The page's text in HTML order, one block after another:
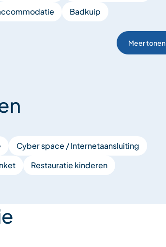
Badkuip
Meer tonen
Cyber space / Internetaansluiting
Restauratie kinderen